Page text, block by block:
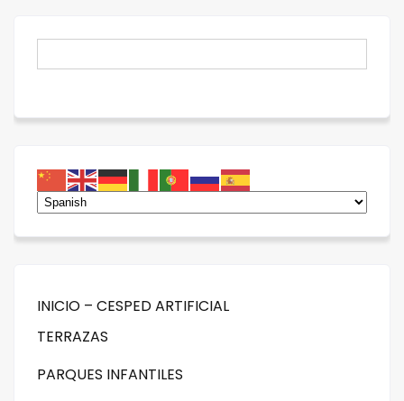
INICIO – CESPED ARTIFICIAL
TERRAZAS
PARQUES INFANTILES